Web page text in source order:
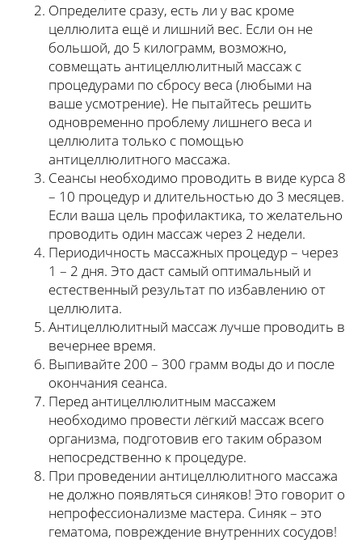
Определите сразу, есть ли у вас кроме
целлюлита ещё и лишний вес. Если он не
большой, до 5 килограмм, возможно,
совмещать антицеллюлитный массаж с
процедурами по сбросу веса (любыми на
ваше усмотрение). Не пытайтесь решить
одновременно проблему лишнего веса и
целлюлита только с помощью
антицеллюлитного массажа.
Сеансы необходимо проводить в виде курса 8
– 10 процедур и длительностью до 3 месяцев.
Если ваша цель профилактика, то желательно
проводить один массаж через 2 недели.
Периодичность массажных процедур – через
1 – 2 дня. Это даст самый оптимальный и
естественный результат по избавлению от
целлюлита.
Антицеллюлитный массаж лучше проводить в
вечернее время.
Выпивайте 200 – 300 грамм воды до и после
окончания сеанса.
Перед антицеллюлитным массажем
необходимо провести лёгкий массаж всего
организма, подготовив его таким образом
непосредственно к процедуре.
При проведении антицеллюлитного массажа
не должно появляться синяков! Это говорит о
непрофессионализме мастера. Синяк – это
гематома, повреждение внутренних сосудов!